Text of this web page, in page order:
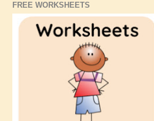
FREE WORKSHEETS